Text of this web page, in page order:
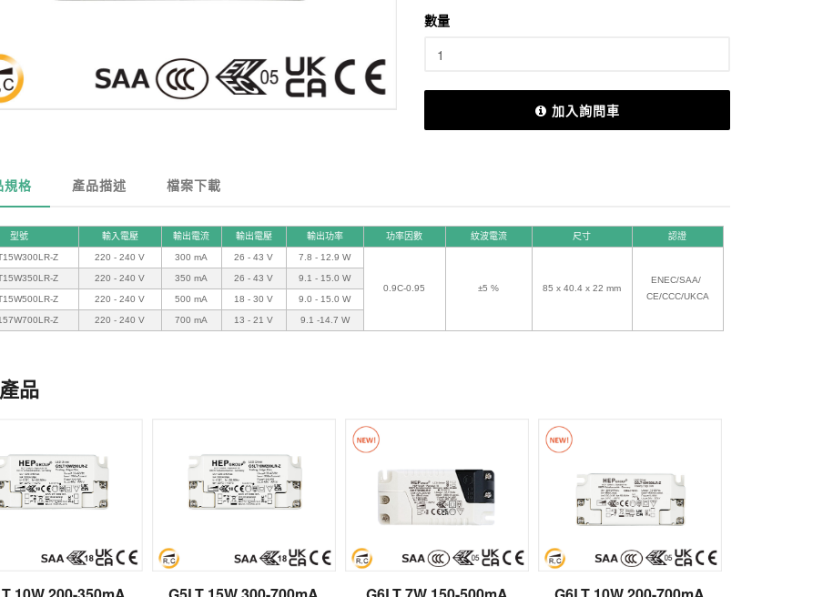
數量
加入詢問車
規格 產品描述 檔案下載
型號 輸入電壓 輸出電流 輸出電壓 輸出功率 功率因數 紋波電流 尺寸 認證
Z 220 - 240 V 300 mA 26 - 43 V 7.8 - 12.9 W
0.9C-0.95 ±5 % 85 x 40.4 x 22 mm
ENEC/SAA/
CE/CCC/UKCA
Z 220 - 240 V 350 mA 26 - 43 V 9.1 - 15.0 W
Z 220 - 240 V 500 mA 18 - 30 V 9.0 - 15.0 W
Z 220 - 240 V 700 mA 13 - 21 V 9.1 -14.7 W
品